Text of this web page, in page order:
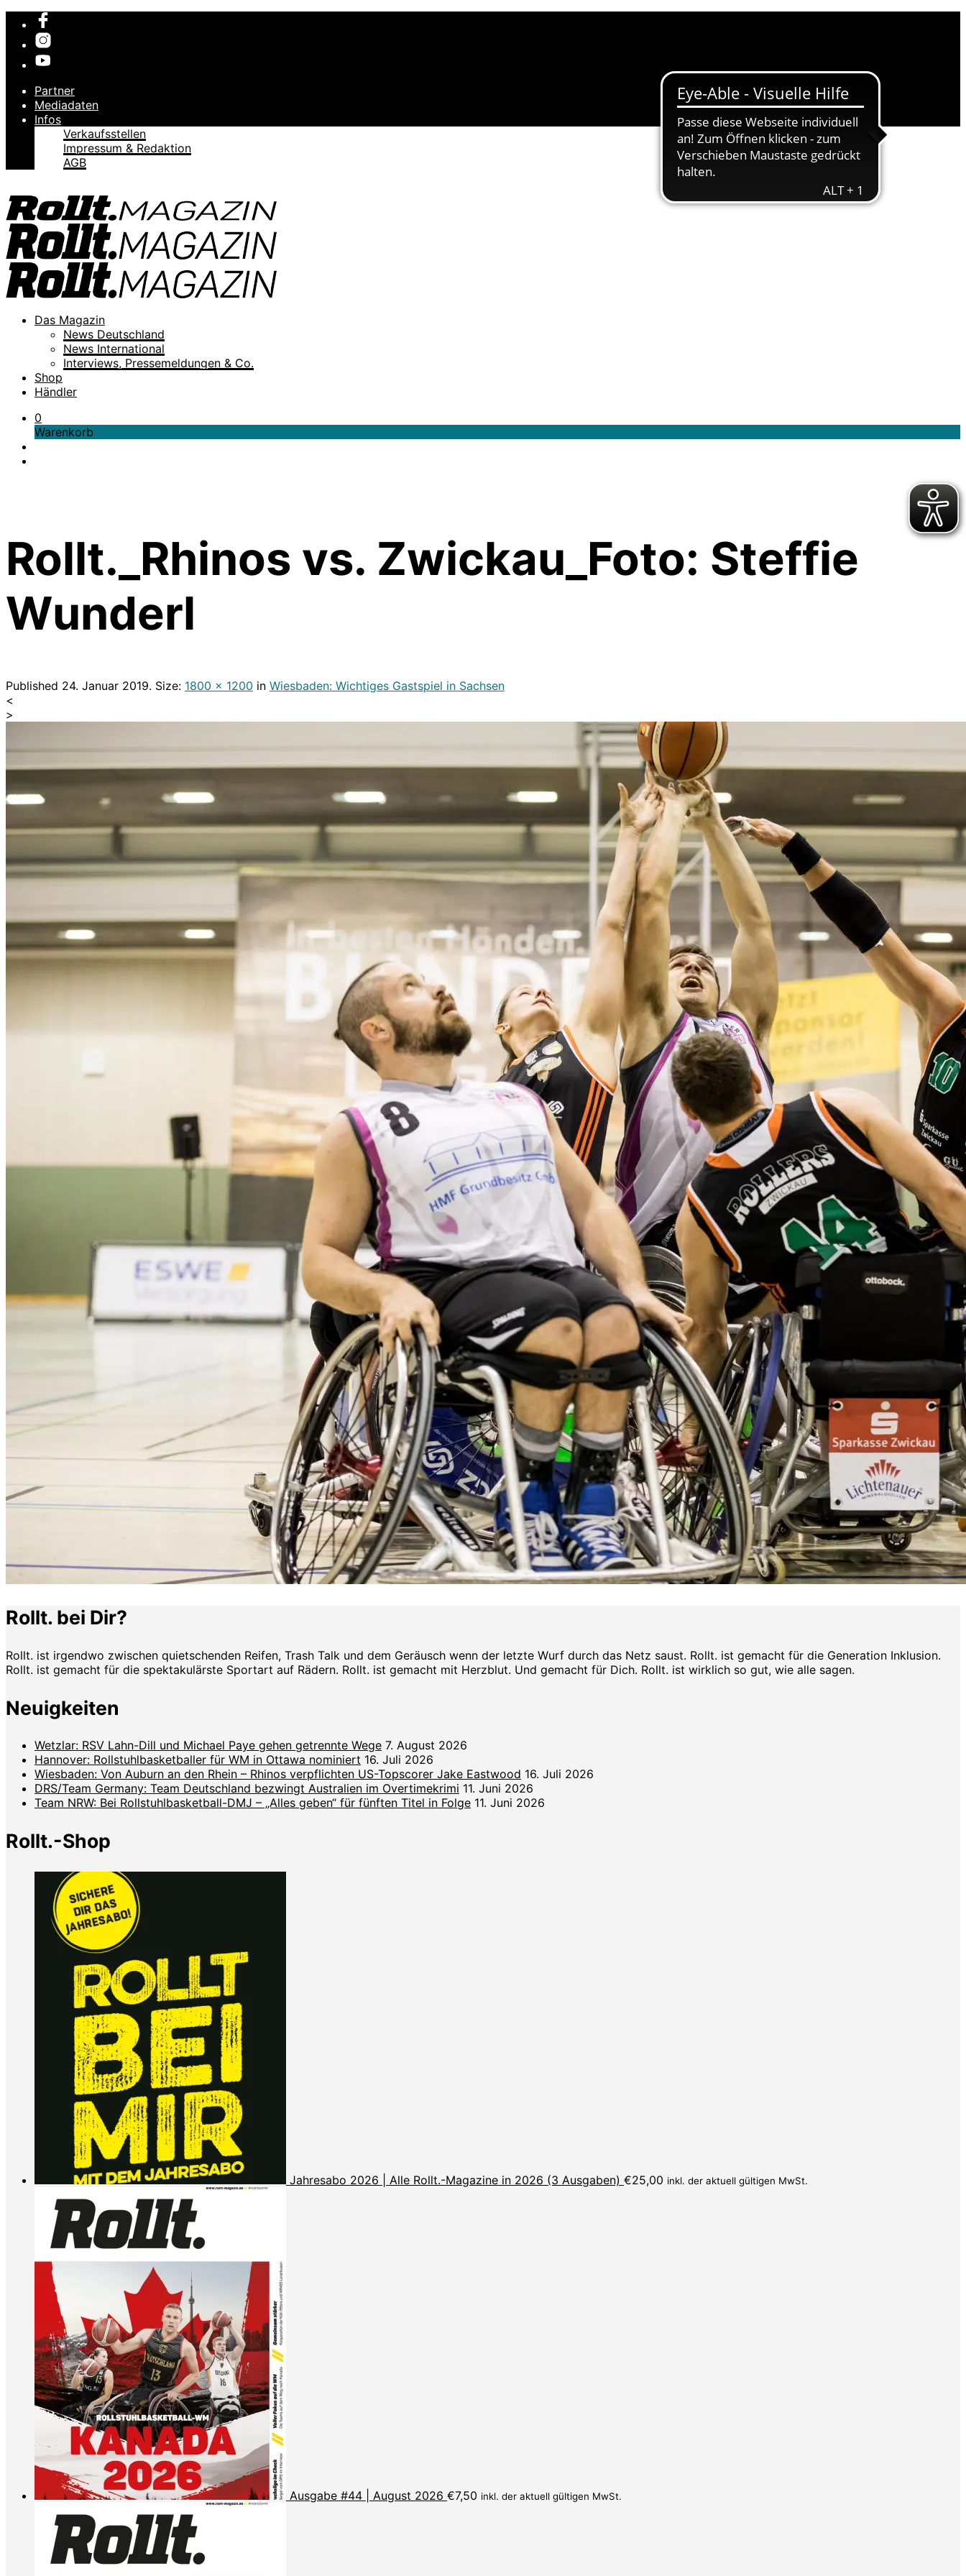
Partner
Mediadaten
Infos
Verkaufsstellen
Impressum & Redaktion
AGB
Das Magazin
News Deutschland
News International
Interviews, Pressemeldungen & Co.
Shop
Händler
0
Warenkorb
Rollt._Rhinos vs. Zwickau_Foto: Steffie
Wunderl
Published 24. Januar 2019. Size: 1800 × 1200 in Wiesbaden: Wichtiges Gastspiel in Sachsen
<
>
Rollt. bei Dir?
Rollt. ist irgendwo zwischen quietschenden Reifen, Trash Talk und dem Geräusch wenn der letzte Wurf durch das Netz saust. Rollt. ist gemacht für die Generation Inklusion.
Rollt. ist gemacht für die spektakulärste Sportart auf Rädern. Rollt. ist gemacht mit Herzblut. Und gemacht für Dich. Rollt. ist wirklich so gut, wie alle sagen.
Neuigkeiten
Wetzlar: RSV Lahn-Dill und Michael Paye gehen getrennte Wege 7. August 2026
Hannover: Rollstuhlbasketballer für WM in Ottawa nominiert 16. Juli 2026
Wiesbaden: Von Auburn an den Rhein – Rhinos verpflichten US-Topscorer Jake Eastwood 16. Juli 2026
DRS/Team Germany: Team Deutschland bezwingt Australien im Overtimekrimi 11. Juni 2026
Team NRW: Bei Rollstuhlbasketball-DMJ – „Alles geben“ für fünften Titel in Folge 11. Juni 2026
Rollt.-Shop
Jahresabo 2026 | Alle Rollt.-Magazine in 2026 (3 Ausgaben) €25,00 inkl. der aktuell gültigen MwSt.
Ausgabe #44 | August 2026 €7,50 inkl. der aktuell gültigen MwSt.